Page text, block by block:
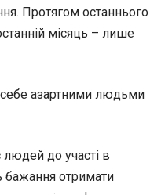
Протягом останнього
місяць – лише
до участі в
бажання отримати